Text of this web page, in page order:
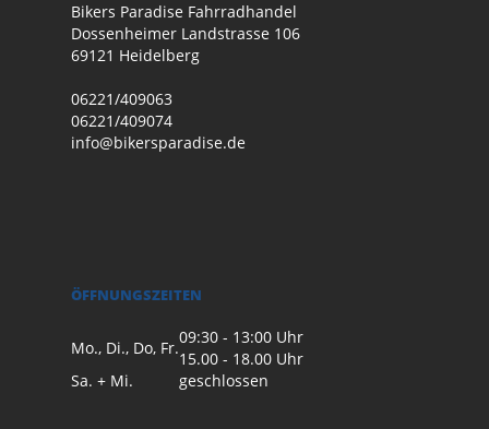
Bikers Paradise Fahrradhandel
Dossenheimer Landstrasse 106
69121 Heidelberg
06221/409063
06221/409074
info@bikersparadise.de
ÖFFNUNGSZEITEN
Mo., Di., Do, Fr.
09:30 - 13:00 Uhr
15.00 - 18.00 Uhr
Sa. + Mi.
geschlossen